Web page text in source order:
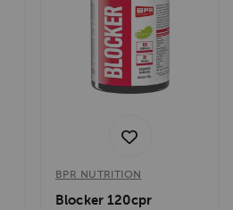
BPR NUTRITION
Blocker 120cpr